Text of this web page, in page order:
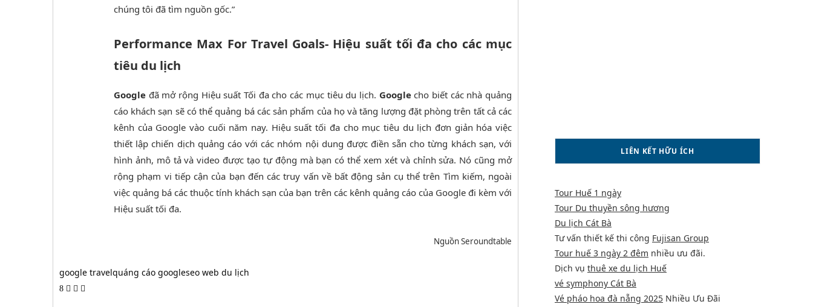
chúng tôi đã tìm nguồn gốc.”
Performance Max For Travel Goals- Hiệu suất tối đa cho các mục
tiêu du lịch
Google đã mở rộng Hiệu suất Tối đa cho các mục tiêu du lịch. Googlecho biết các nhà quảng
cáo khách sạn sẽ có thể quảng bá các sản phẩm của họ và tăng lượng đặt phòng trên tất cả các
kênh của Google vào cuối năm nay. Hiệu suất tối đa cho mục tiêu du lịch đơn giản hóa việc
thiết lập chiến dịch quảng cáo với các nhóm nội dung được điền sẵn cho từng khách sạn, với
hình ảnh, mô tả và video được tạo tự động mà bạn có thể xem xét và chỉnh sửa. Nó cũng mở
rộng phạm vi tiếp cận của bạn đến các truy vấn về bất động sản cụ thể trên Tìm kiếm, ngoài
việc quảng bá các thuộc tính khách sạn của bạn trên các kênh quảng cáo của Google đi kèm với
Hiệu suất tối đa.
Nguồn Seroundtable
google travelquáng cáo googleseo web du lịch
8
LIÊN KẾT HỮU ÍCH
Tour Huế 1 ngày
Tour Du thuyền sông hương
Du lịch Cát Bà
Tư vấn thiết kế thi công Fujisan Group
Tour huế 3 ngày 2 đêm nhiều ưu đãi.
Dịch vụ thuê xe du lịch Huế
vé symphony Cát Bà
Vé pháo hoa đà nẵng 2025 Nhiều Ưu Đãi